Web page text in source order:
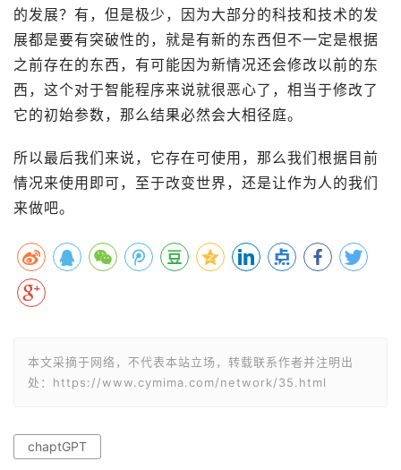
的发展？有，但是极少，因为大部分的科技和技术的发
展都是要有突破性的，就是有新的东西但不一定是根据
之前存在的东西，有可能因为新情况还会修改以前的东
西，这个对于智能程序来说就很恶心了，相当于修改了
它的初始参数，那么结果必然会大相径庭。
所以最后我们来说，它存在可使用，那么我们根据目前
情况来使用即可，至于改变世界，还是让作为人的我们
来做吧。
本文采摘于网络，不代表本站立场，转载联系作者并注明出
处：https://www.cymima.com/network/35.html
chaptGPT